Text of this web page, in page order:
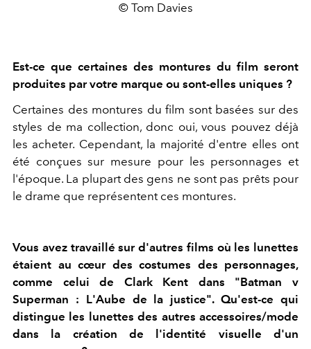
© Tom Davies
Est-ce que certaines des montures du film seront
produites par votre marque ou sont-elles uniques ?
Certaines des montures du film sont basées sur des
styles de ma collection, donc oui, vous pouvez déjà
les acheter. Cependant, la majorité d'entre elles ont
été conçues sur mesure pour les personnages et
l'époque. La plupart des gens ne sont pas prêts pour
le drame que représentent ces montures.
Vous avez travaillé sur d'autres films où les lunettes
étaient au cœur des costumes des personnages,
comme celui de Clark Kent dans "Batman v
Superman : L'Aube de la justice". Qu'est-ce qui
distingue les lunettes des autres accessoires/mode
dans la création de l'identité visuelle d'un